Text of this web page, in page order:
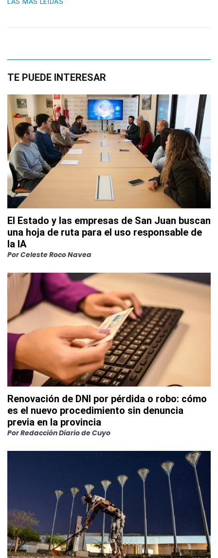
TE PUEDE INTERESAR
El Estado y las empresas de San Juan buscan
una hoja de ruta para el uso responsable de
la IA
PorCeleste Roco Navea
Renovación de DNI por pérdida o robo: cómo
es el nuevo procedimiento sin denuncia
previa en la provincia
PorRedacción Diario de Cuyo